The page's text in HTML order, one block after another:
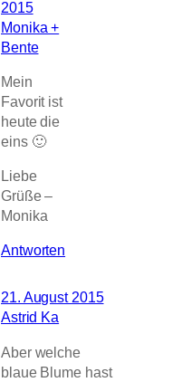
2015
Monika +
Bente
Mein
Favorit ist
heute die
eins 🙂
Liebe
Grüße –
Monika
Antworten
21. August 2015
Astrid Ka
Aber welche
blaue Blume hast